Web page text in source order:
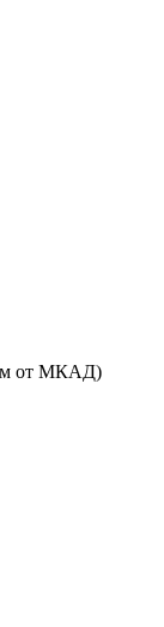
от МКАД)